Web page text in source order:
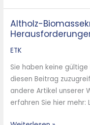
Altholz-
ETK
Sie haben keine
diesen Beitrag
andere Artikel unserer
erfahren Sie hier mehr:
Altholz-
Biomassekraftwerke
–
und
Herausforderungen